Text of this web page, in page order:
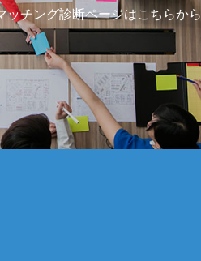
ッチング診断ページはこちらから